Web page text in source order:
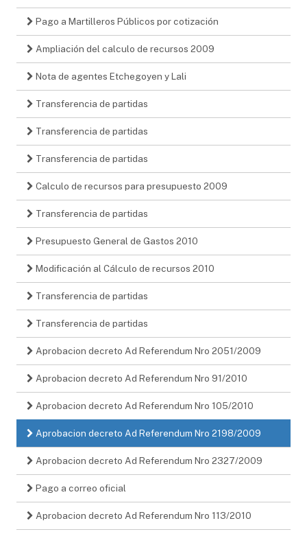
Pago a Martilleros Públicos por cotización
Ampliación del calculo de recursos 2009
Nota de agentes Etchegoyen y Lali
Transferencia de partidas
Transferencia de partidas
Transferencia de partidas
Calculo de recursos para presupuesto 2009
Transferencia de partidas
Presupuesto General de Gastos 2010
Modificación al Cálculo de recursos 2010
Transferencia de partidas
Transferencia de partidas
Aprobacion decreto Ad Referendum Nro 2051/2009
Aprobacion decreto Ad Referendum Nro 91/2010
Aprobacion decreto Ad Referendum Nro 105/2010
Aprobacion decreto Ad Referendum Nro 2198/2009
Aprobacion decreto Ad Referendum Nro 2327/2009
Pago a correo oficial
Aprobacion decreto Ad Referendum Nro 113/2010